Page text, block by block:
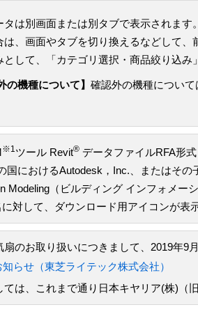
は別画面または別タブで表示されます。
、画面やタブを切り換えるなどして、
して、「カテゴリ選択・商品絞り込み
の機種について】 確認外の機種につい
※1ツール Revit® データファイルRFA形
国におけるAutodesk，Inc.、またはその
Modeling（ビルディング インフォメー
対して、ダウンロード用アイコンが表
のお取り扱いにつきまして、2019年9
らせ（東芝ライテック株式会社）
は、これまで通り日本キヤリア(株)（